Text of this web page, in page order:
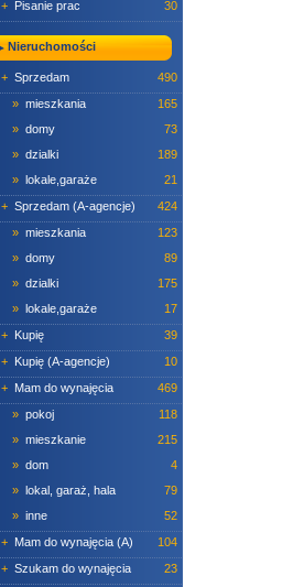
+ Pisanie prac 30
Nieruchomości
+ Sprzedam
490
» mieszkania
165
» domy
73
» dzialki
189
» lokale,garaże
21
+ Sprzedam (A-agencje)
424
» mieszkania
123
» domy
89
» dzialki
175
» lokale,garaże
17
+ Kupię
39
+ Kupię (A-agencje)
10
+ Mam do wynajęcia
469
» pokoj
118
» mieszkanie
215
» dom
4
» lokal, garaż, hala
79
» inne
52
+ Mam do wynajęcia (A)
104
+ Szukam do wynajęcia
23